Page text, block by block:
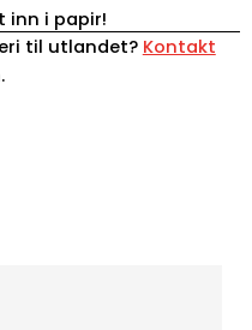
inn i papir!
til utlandet? Kontakt